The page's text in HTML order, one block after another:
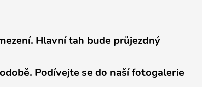
Hlavní tah bude průjezdný
Podívejte se do naší fotogalerie